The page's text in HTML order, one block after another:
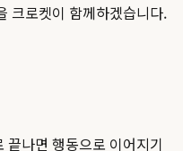
크로켓이 함께하겠습니다.
끝나면 행동으로 이어지기